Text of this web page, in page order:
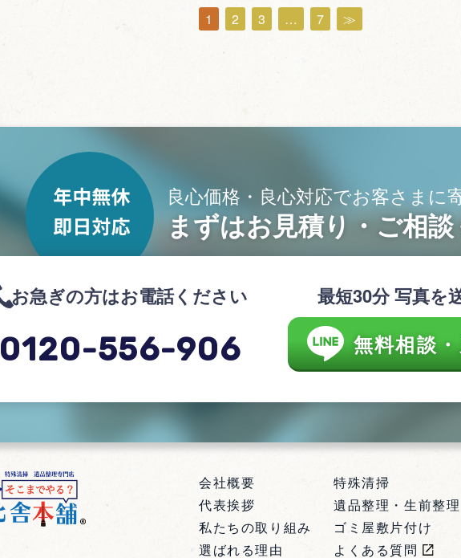
1 2 3 … 7 ≫
良心価格・良心対応でお客さまに
まずはお見積り・ご相
お急ぎの方はお電話ください
0120-556-906
最短30分 写真を
無料相談
会社概要
代表挨拶
私たちの取り組み
選ばれる理由
特殊清掃
遺品整理・生前整理
ゴミ屋敷片付け
よくある質問